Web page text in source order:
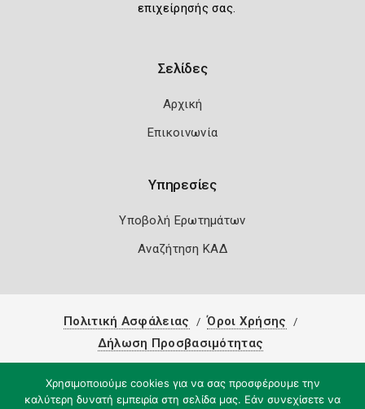
επιχείρησής σας.
Σελίδες
Αρχική
Επικοινωνία
Υπηρεσίες
Υποβολή Ερωτημάτων
Αναζήτηση ΚΑΔ
Πολιτική Ασφάλειας
Όροι Χρήσης
Δήλωση Προσβασιμότητας
Χρησιμοποιούμε cookies για να σας προσφέρουμε την
καλύτερη δυνατή εμπειρία στη σελίδα μας. Εάν συνεχίσετε να